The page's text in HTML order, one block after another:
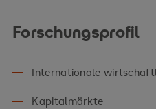
Forschungsprofil
Internationale
Kapitalmärkte